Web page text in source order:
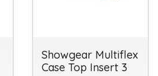
Showgear Multiflex
Case Top Insert 3